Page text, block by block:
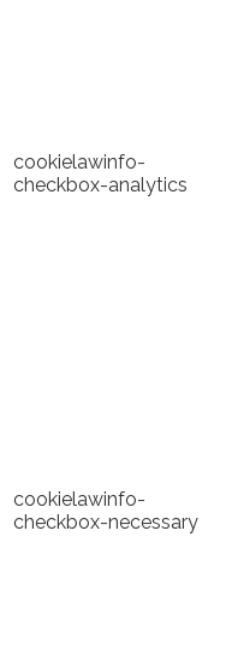
cookielawinfo-
checkbox-analytics
cookielawinfo-
checkbox-necessary